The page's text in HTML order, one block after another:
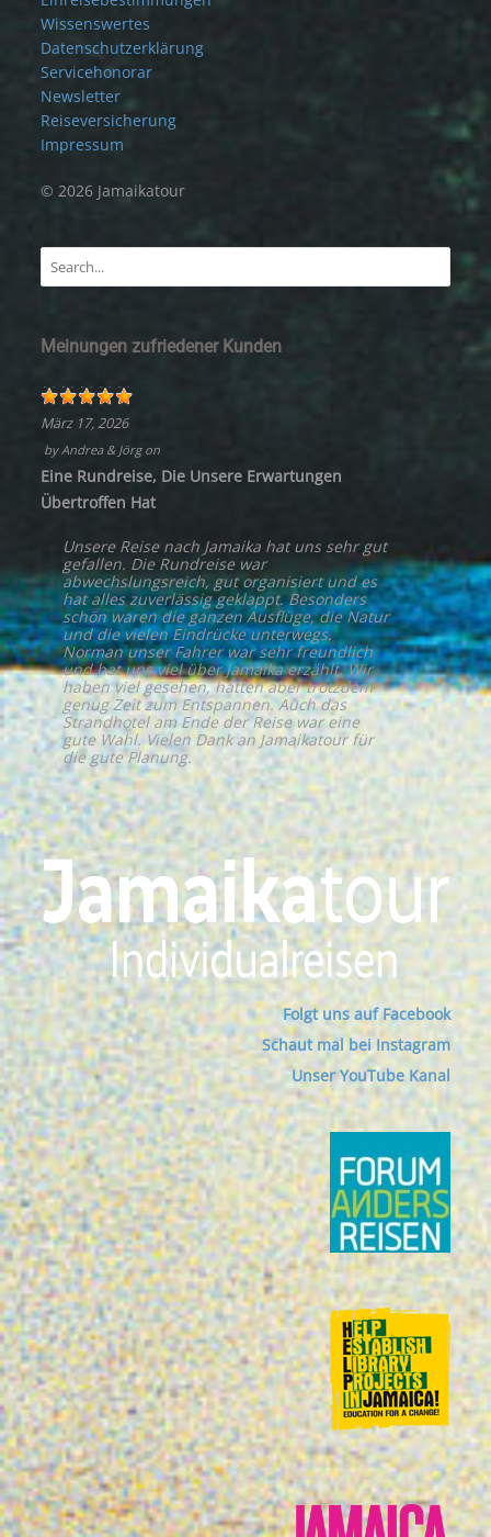
Wissenswertes
Datenschutzerklärung
Servicehonorar
Newsletter
Reiseversicherung
Impressum
© 2026 Jamaikatour
Meinungen zufriedener Kunden
März 17, 2026
byAndrea & Jörgon
Eine Rundreise, Die Unsere Erwartungen
Übertroffen Hat
Unsere Reise nach Jamaika hat uns sehr gut
gefallen. Die Rundreise war
abwechslungsreich, gut organisiert und es
hat alles zuverlässig geklappt. Besonders
schön waren die ganzen Ausflüge, die Natur
und die vielen Eindrücke unterwegs.
Norman unser Fahrer war sehr freundlich
und hat uns viel über Jamaika erzählt. Wir
haben viel gesehen, hatten aber trotzdem
genug Zeit zum Entspannen. Auch das
Strandhotel am Ende der Reise war eine
gute Wahl. Vielen Dank an Jamaikatour für
die gute Planung.
Folgt uns auf Facebook
Schaut mal bei Instagram
Unser YouTube Kanal